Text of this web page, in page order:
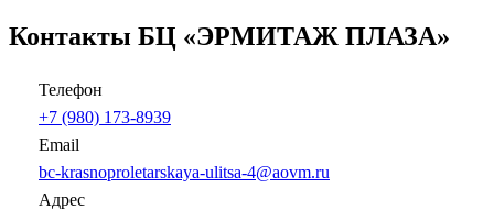
Контакты БЦ «ЭРМИТАЖ ПЛАЗА»
Телефон
+7 (980) 173-8939
Email
bc-krasnoproletarskaya-ulitsa-4@aovm.ru
Адрес